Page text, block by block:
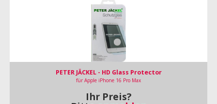
PETER JÄCKEL - HD Glass Protector
für Apple iPhone 16 Pro Max
Ihr Preis?